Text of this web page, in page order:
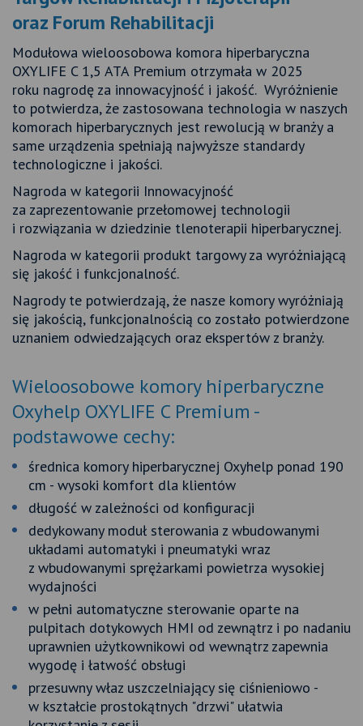
oraz Forum Rehabilitacji
Modułowa wieloosobowa komora hiperbaryczna
OXYLIFE C 1,5 ATA Premium otrzymała w 2025
roku nagrodę za innowacyjność i jakość. Wyróżnienie
to potwierdza, że zastosowana technologia w naszych
komorach hiperbarycznych jest rewolucją w branży a
same urządzenia spełniają najwyższe standardy
technologiczne i jakości.
Nagroda w kategorii Innowacyjność
za zaprezentowanie przełomowej technologii
i rozwiązania w dziedzinie tlenoterapii hiperbarycznej.
Nagroda w kategorii produkt targowy za wyróżniającą
się jakość i funkcjonalność.
Nagrody te potwierdzają, że nasze komory wyróżniają
się jakością, funkcjonalnością co zostało potwierdzone
uznaniem odwiedzających oraz ekspertów z branży.
Wieloosobowe komory hiperbaryczne
Oxyhelp OXYLIFE C Premium -
podstawowe cechy:
średnica komory hiperbarycznej Oxyhelp ponad 190
cm - wysoki komfort dla klientów
długość w zależności od konfiguracji
dedykowany moduł sterowania z wbudowanymi
układami automatyki i pneumatyki wraz
z wbudowanymi sprężarkami powietrza wysokiej
wydajności
w pełni automatyczne sterowanie oparte na
pulpitach dotykowych HMI od zewnątrz i po nadaniu
uprawnien użytkownikowi od wewnątrz zapewnia
wygodę i łatwość obsługi
przesuwny właz uszczelniający się ciśnieniowo -
w kształcie prostokątnych "drzwi" ułatwia